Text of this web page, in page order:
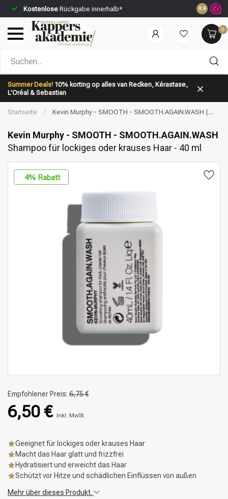
Kostenlose Rückgabe innerhalb* Vor 23:59
8.9
0
Summer Deals! 10% korting op alles van Redken, Kérastase,
L’Oréal & Sebastian
Nach welcher Kategorie suchst du?
Marken Haarpflege
Startseite /
Kevin Murphy - SMOOTH - SMOOTH.AGAIN.WASH |
Kevin Murphy - SMOOTH - SMOOTH.AGAIN.WASH
Shampoo für lockiges oder krauses Haar - 40 ml
4% Rabatt
Empfohlener Preis: 6,75 €
6,50 € Inkl. MwSt.
Geeignet für lockiges oder krauses Haar
Macht das Haar glatt und frizzfrei
Hydratisiert und erweicht das Haar
Schützt vor Hitze und schädlichen Einflüssen von außen
Mehr über dieses Produkt.